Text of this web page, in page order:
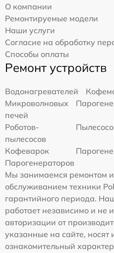
О компании
Ремонтируемые модели
Наши услуги
Согласие на обработку
Способы оплаты
Ремонт устройств
Водонагревателей
Микроволновых
печей
Роботов-
пылесосов
Кофеварок
Парогенераторов
Мы занимаемся ремонтом
обслуживанием техники
гарантийного периода.
работает независимо и не
авторизации от
указанные на сайте, носят
ознакомительный